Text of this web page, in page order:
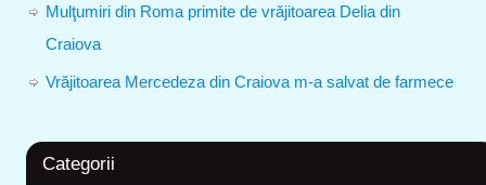
Mulţumiri din Roma primite de vrăjitoarea Delia din
Craiova
Vrăjitoarea Mercedeza din Craiova m-a salvat de farmece
Categorii